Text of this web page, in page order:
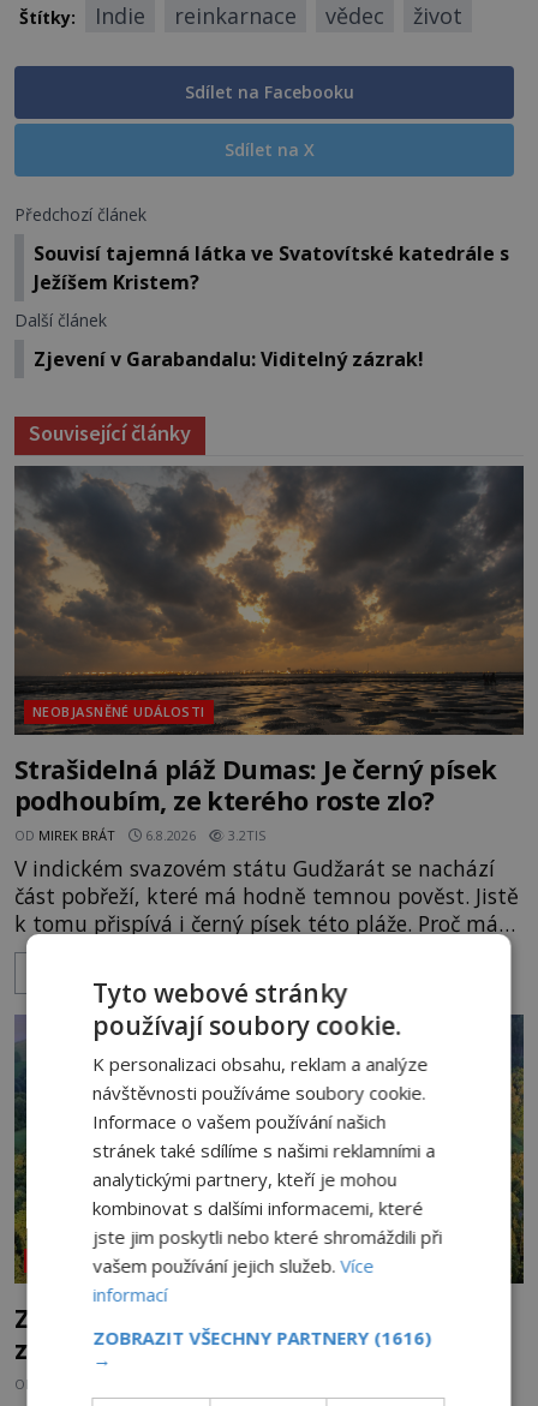
Štítky: Indie reinkarnace vědec život
Sdílet na Facebooku
Sdílet na X
Předchozí článek
Souvisí tajemná látka ve Svatovítské katedrále s
Ježíšem Kristem?
Další článek
Zjevení v Garabandalu: Viditelný zázrak!
Související články
NEOBJASNĚNÉ UDÁLOSTI
Strašidelná pláž Dumas: Je černý písek
podhoubím, ze kterého roste zlo?
OD MIREK BRÁT 6.8.2026 3.2TIS
V indickém svazovém státu Gudžarát se nachází
část pobřeží, které má hodně temnou pověst. Jistě
k tomu přispívá i černý písek této pláže. Proč má
pláž takové netypické zbarvení? Nakolik jsou
pravdivé historky, že zde došlo k nevysvětlitelným
zmizením turistů? Ti, kteří se nebojí, nás mohou
následovat. Vstupujeme na pláž Dumas ve městě
Surat. Gu
NEOBJASNĚNÉ UDÁLOSTI
Zřícenina Trosky: Co je pravdy na
zvěstech o tajné chodbě?
OD
Tyto webové stránky
používají soubory cookie.
K personalizaci obsahu, reklam a analýze
návštěvnosti používáme soubory cookie.
Informace o vašem používání našich
stránek také sdílíme s našimi reklamními a
analytickými partnery, kteří je mohou
kombinovat s dalšími informacemi, které
jste jim poskytli nebo které shromáždili při
vašem používání jejich služeb.Více
informací
ZOBRAZIT VŠECHNY PARTNERY (1616)
→